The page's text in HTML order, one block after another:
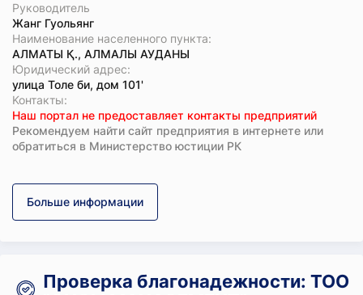
Руководитель
Жанг Гуольянг
Наименование населенного пункта:
АЛМАТЫ Қ., АЛМАЛЫ АУДАНЫ
Юридический адрес:
улица Толе би, дом 101'
Koнтaкты:
Наш портал не предоставляет контакты предприятий
Рекомендуем найти сайт предприятия в интернете или
обратиться в Министерство юстиции РК
Больше информации
Проверка благонадежности: ТОО